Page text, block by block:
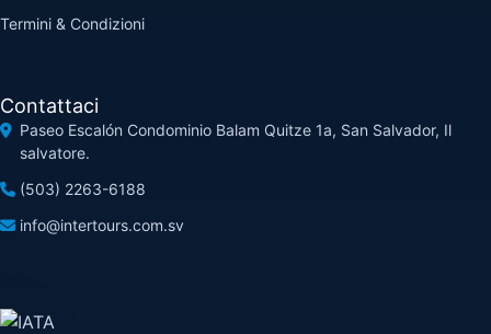
Termini & Condizioni
Contattaci
Paseo Escalón Condominio Balam Quitze 1a, San Salvador, Il
salvatore.
(503) 2263-6188
info@intertours.com.sv